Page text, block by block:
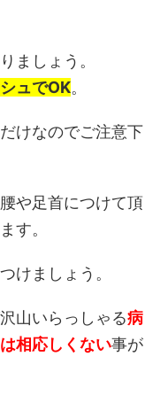
ましょう。
ュでOK。
けなのでご注意下
や足首につけて頂
す。
けましょう。
山いらっしゃる病
相応しくない事が